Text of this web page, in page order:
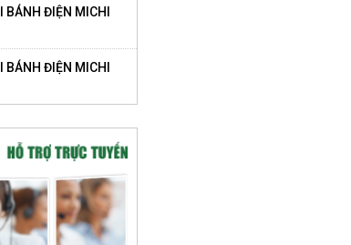
BÁNH ĐIỆN MICHI
BÁNH ĐIỆN MICHI